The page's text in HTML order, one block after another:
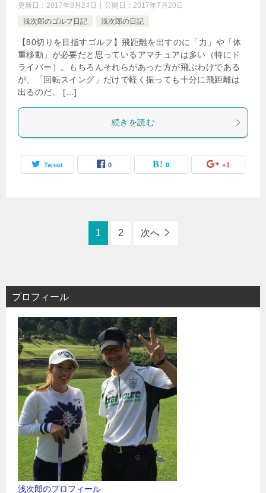
更新日： 2017年8月24日 公開日： 2017年7月20日
浅次郎のゴルフ日記
浅次郎の日記
【80切りを目指すゴルフ】飛距離を出すのに「力」や「体
重移動」が必要だと思っているアマチュアは多い（特にド
ライバー）。もちろんそれらがあった方が飛ぶわけである
が、「回転スイング」だけで軽く振っても十分に飛距離は
出るのだ。 […]
続きを読む
Tweet 0 0 +1
1 2 次へ
プロフィール
浅次郎のプロフィール